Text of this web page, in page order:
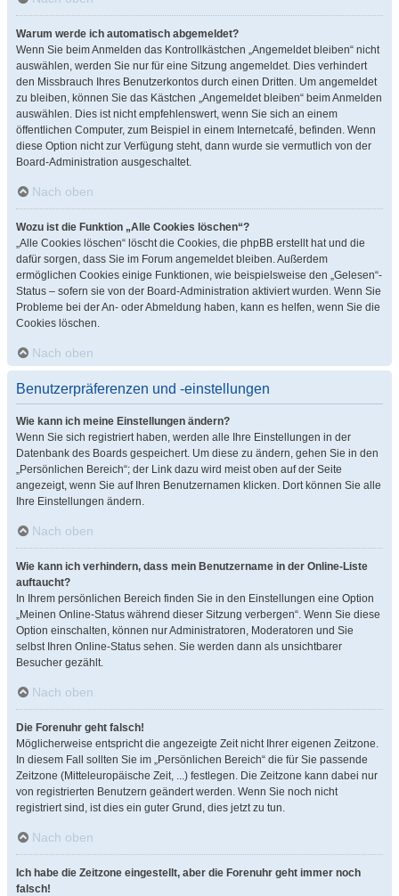
Warum werde ich automatisch abgemeldet?
Wenn Sie beim Anmelden das Kontrollkästchen „Angemeldet bleiben“ nicht
auswählen, werden Sie nur für eine Sitzung angemeldet. Dies verhindert
den Missbrauch Ihres Benutzerkontos durch einen Dritten. Um angemeldet
zu bleiben, können Sie das Kästchen „Angemeldet bleiben“ beim Anmelden
auswählen. Dies ist nicht empfehlenswert, wenn Sie sich an einem
öffentlichen Computer, zum Beispiel in einem Internetcafé, befinden. Wenn
diese Option nicht zur Verfügung steht, dann wurde sie vermutlich von der
Board-Administration ausgeschaltet.
Nach oben
Wozu ist die Funktion „Alle Cookies löschen“?
„Alle Cookies löschen“ löscht die Cookies, die phpBB erstellt hat und die
dafür sorgen, dass Sie im Forum angemeldet bleiben. Außerdem
ermöglichen Cookies einige Funktionen, wie beispielsweise den „Gelesen“-
Status – sofern sie von der Board-Administration aktiviert wurden. Wenn Sie
Probleme bei der An- oder Abmeldung haben, kann es helfen, wenn Sie die
Cookies löschen.
Nach oben
Benutzerpräferenzen und -einstellungen
Wie kann ich meine Einstellungen ändern?
Wenn Sie sich registriert haben, werden alle Ihre Einstellungen in der
Datenbank des Boards gespeichert. Um diese zu ändern, gehen Sie in den
„Persönlichen Bereich“; der Link dazu wird meist oben auf der Seite
angezeigt, wenn Sie auf Ihren Benutzernamen klicken. Dort können Sie alle
Ihre Einstellungen ändern.
Nach oben
Wie kann ich verhindern, dass mein Benutzername in der Online-Liste
auftaucht?
In Ihrem persönlichen Bereich finden Sie in den Einstellungen eine Option
„Meinen Online-Status während dieser Sitzung verbergen“. Wenn Sie diese
Option einschalten, können nur Administratoren, Moderatoren und Sie
selbst Ihren Online-Status sehen. Sie werden dann als unsichtbarer
Besucher gezählt.
Nach oben
Die Forenuhr geht falsch!
Möglicherweise entspricht die angezeigte Zeit nicht Ihrer eigenen Zeitzone.
In diesem Fall sollten Sie im „Persönlichen Bereich“ die für Sie passende
Zeitzone (Mitteleuropäische Zeit, ...) festlegen. Die Zeitzone kann dabei nur
von registrierten Benutzern geändert werden. Wenn Sie noch nicht
registriert sind, ist dies ein guter Grund, dies jetzt zu tun.
Nach oben
Ich habe die Zeitzone eingestellt, aber die Forenuhr geht immer noch
falsch!